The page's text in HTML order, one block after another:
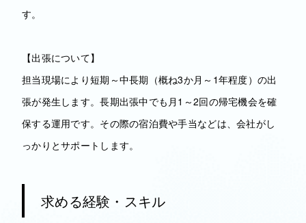
す。
【出張について】
担当現場により短期～中長期（概ね3か月～1年程度）の出
張が発生します。長期出張中でも月1～2回の帰宅機会を確
保する運用です。その際の宿泊費や手当などは、会社がし
っかりとサポートします。
求める経験・スキル